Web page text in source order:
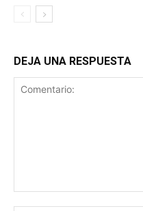
DEJA UNA RESPUESTA